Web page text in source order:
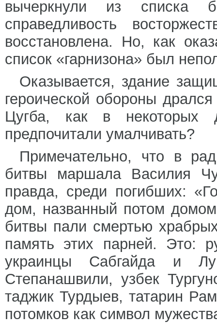
вычеркнули из списка
справедливость
восстановлена. Но, как
список «гарнизона» был
Оказывается, здание
героической обороны
Цугба, как в
предпочитали умалчивать?
Примечательно, что в
битвы маршала Василия
правда, среди погибших:
дом, названный потом
битвы пали смертью
память этих парней. Это:
украинцы Сабгайда и
Степанашвили, узбек
таджик Турдыев, татарин
потомков как символ